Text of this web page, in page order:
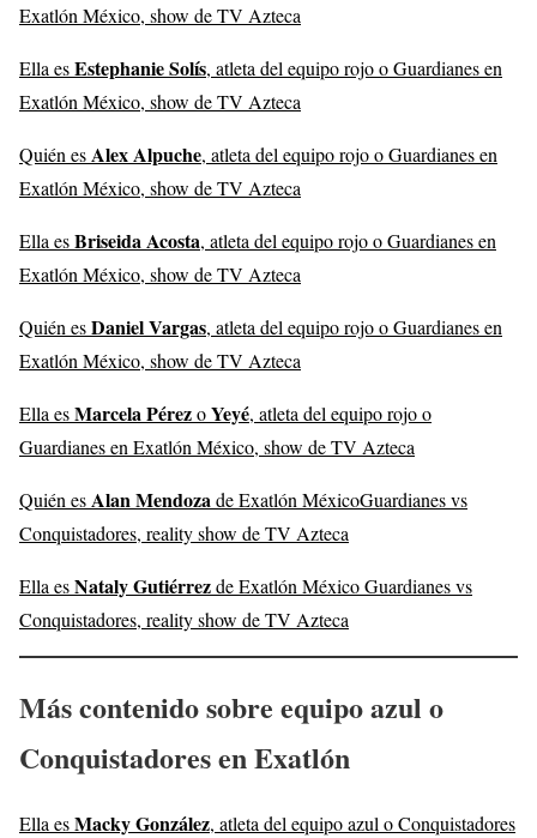
Exatlón México, show de TV Azteca
Ella esEstephanie Solís, atleta del equipo rojo o Guardianes en
Exatlón México, show de TV Azteca
Quién esAlex Alpuche, atleta del equipo rojo o Guardianes en
Exatlón México, show de TV Azteca
Ella esBriseida Acosta, atleta del equipo rojo o Guardianes en
Exatlón México, show de TV Azteca
Quién esDaniel Vargas, atleta del equipo rojo o Guardianes en
Exatlón México, show de TV Azteca
Ella esMarcela PérezoYeyé, atleta del equipo rojo o
Guardianes en Exatlón México, show de TV Azteca
Quién esAlan Mendozade Exatlón MéxicoGuardianes vs
Conquistadores, reality show de TV Azteca
Ella esNataly Gutiérrezde Exatlón México Guardianes vs
Conquistadores, reality show de TV Azteca
Más contenido sobre equipo azul o
Conquistadores en Exatlón
Ella esMacky González, atleta del equipo azul o Conquistadores